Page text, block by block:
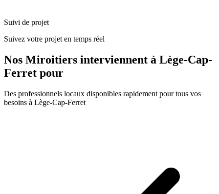
Suivi de projet
Suivez votre projet en temps réel
Nos Miroitiers interviennent à Lège-Cap-
Ferret pour
Des professionnels locaux disponibles rapidement pour tous vos
besoins à Lège-Cap-Ferret